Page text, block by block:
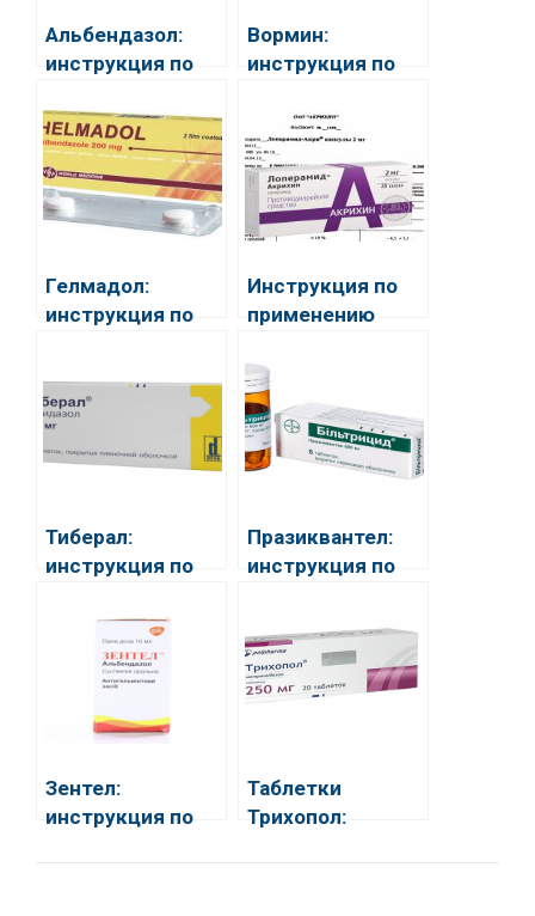
Альбендазол:
инструкция по
людей
Вормин:
инструкция по
Гелмадол:
инструкция по
Инструкция по
применению
Лоперамид
акрихина
Тиберал:
инструкция по
Празиквантел:
инструкция по
Зентел:
инструкция по
Таблетки
Трихопол: